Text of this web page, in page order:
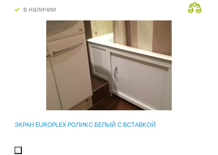
в наличии
ЭКРАН EUROPLEX РОЛИКС БЕЛЫЙ С ВСТАВКОЙ